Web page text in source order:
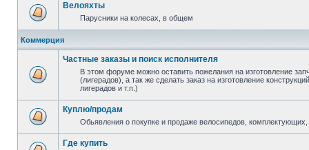
Велояхты
Парусники на колесах, в общем
Коммерция
Частные заказы и поиск исполнителя
В этом форуме можно оставить пожелания на изготовление
(лигерадов), а так же сделать заказ на изготовление
лигерадов и т.п.)
Куплю/продам
Обьявления о покупке и продаже велосипедов,
Где купить